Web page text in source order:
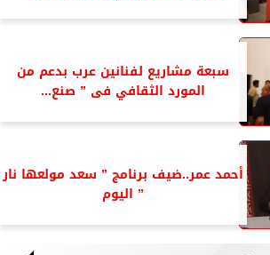
سبعة مشاريع لفنانين عرب بدعم من
المورد الثقافي فى ” صنع...
أحمد عمر..ضيف برنامج ” سعد مولعها نار
” اليوم